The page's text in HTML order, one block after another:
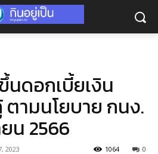
ดอกเบี้ยเงิน
ตามนโยบาย กนง.
น 2566
2023 0
1064